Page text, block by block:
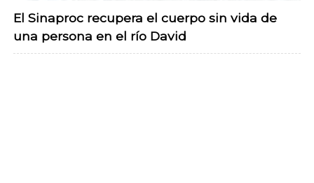
El Sinaproc recupera el cuerpo sin vida de
una persona en el río David